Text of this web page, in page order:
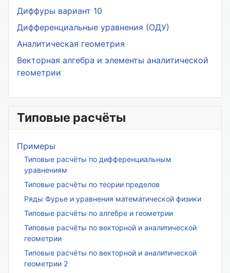
Диффуры вариант 10
Дифференциальные уравнения (ОДУ)
Аналитическая геометрия
Векторная алгебра и элементы аналитической
геометрии
Типовые расчёты
Примеры
Типовые расчёты по дифференциальным
уравнениям
Типовые расчёты по теории пределов
Ряды Фурье и уравнения математической физики
Типовые расчёты по алгебре и геометрии
Типовые расчёты по векторной и аналитической
геометрии
Типовые расчёты по векторной и аналитической
геометрии 2